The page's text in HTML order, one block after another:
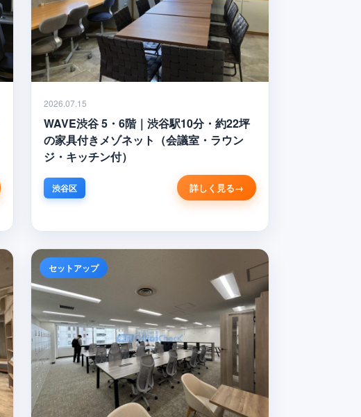
2026.07.15
WAVE渋谷 5・6階｜渋谷駅10分・約22坪
の家具付きメゾネット（会議室・ラウン
ジ・キッチン付）
渋谷区 詳しく見る
セットアップ